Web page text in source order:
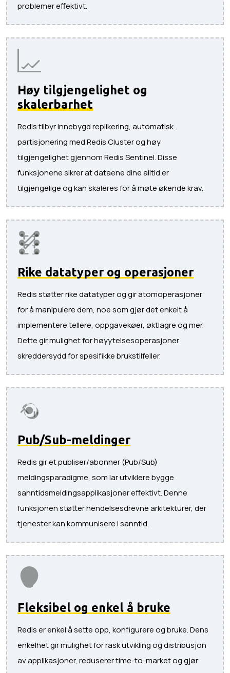
problemer effektivt.
Høy tilgjengelighet og
skalerbarhet
Redis tilbyr innebygd replikering, automatisk
partisjonering med Redis Cluster og høy
tilgjengelighet gjennom Redis Sentinel. Disse
funksjonene sikrer at dataene dine alltid er
tilgjengelige og kan skaleres for å møte økende krav.
Rike datatyper og operasjoner
Redis støtter rike datatyper og gir atomoperasjoner
for å manipulere dem, noe som gjør det enkelt å
implementere tellere, oppgavekøer, øktlagre og mer.
Dette gir mulighet for høyytelsesoperasjoner
skreddersydd for spesifikke brukstilfeller.
Pub/Sub-meldinger
Redis gir et publiser/abonner (Pub/Sub)
meldingsparadigme, som lar utviklere bygge
sanntidsmeldingsapplikasjoner effektivt. Denne
funksjonen støtter hendelsesdrevne arkitekturer, der
tjenester kan kommunisere i sanntid.
Fleksibel og enkel å bruke
Redis er enkel å sette opp, konfigurere og bruke. Dens
enkelhet gir mulighet for rask utvikling og distribusjon
av applikasjoner, reduserer time-to-market og gjør